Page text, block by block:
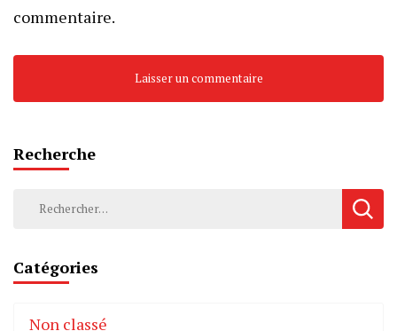
commentaire.
Recherche
Rechercher :
Catégories
Non classé